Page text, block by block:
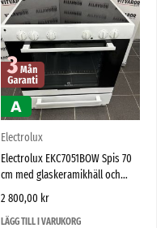
Electrolux
Electrolux EKC7051BOW Spis 70
cm med glaskeramikhäll och
varmluftsugn – Begagnad
2 800,00 kr
LÄGG TILL I VARUKORG